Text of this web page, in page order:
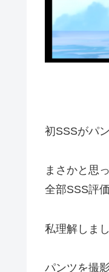
初SSSがパ
まさかと思
全部SSS評価
私理解しまし
パンツを撮